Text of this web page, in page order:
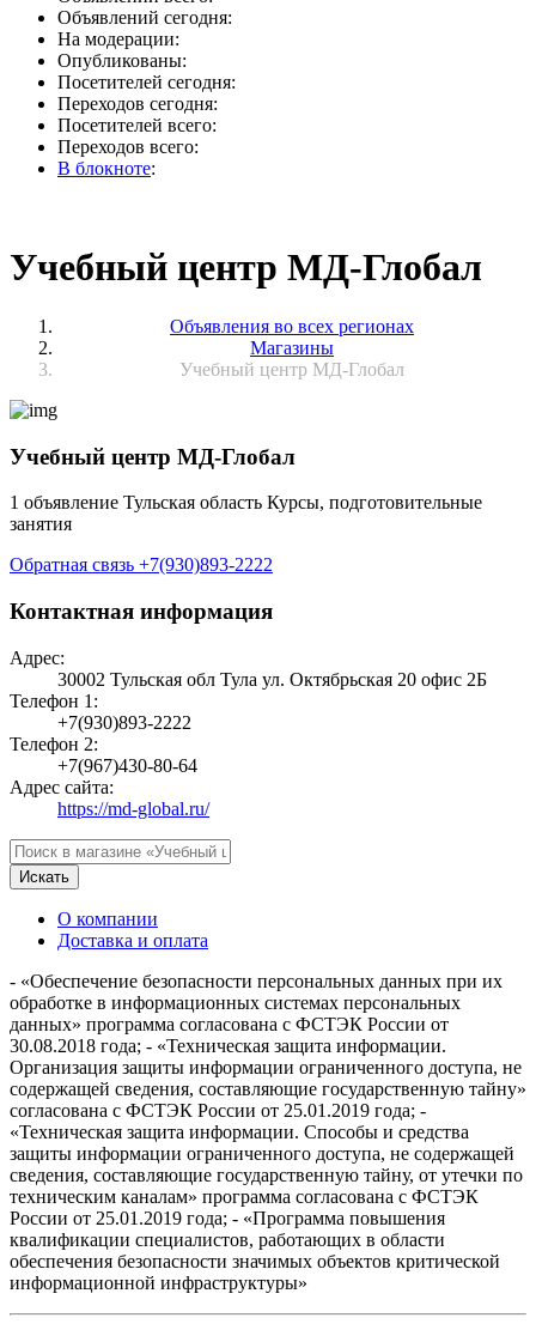
Объявлений сегодня:
На модерации:
Опубликованы:
Посетителей сегодня:
Переходов сегодня:
Посетителей всего:
Переходов всего:
В блокноте:
Учебный центр МД-Глобал
Объявления во всех регионах
Магазины
Учебный центр МД-Глобал
Учебный центр МД-Глобал
1 объявление Тульская область Курсы, подготовительные
занятия
Обратная связь +7(930)893-2222
Контактная информация
Адрес:
30002 Тульская обл Тула ул. Октябрьская 20 офис 2Б
Телефон 1:
+7(930)893-2222
Телефон 2:
+7(967)430-80-64
Адрес сайта:
https://md-global.ru/
Искать
О компании
Доставка и оплата
- «Обеспечение безопасности персональных данных при их
обработке в информационных системах персональных
данных» программа согласована с ФСТЭК России от
30.08.2018 года; - «Техническая защита информации.
Организация защиты информации ограниченного доступа, не
содержащей сведения, составляющие государственную тайну»
согласована с ФСТЭК России от 25.01.2019 года; -
«Техническая защита информации. Способы и средства
защиты информации ограниченного доступа, не содержащей
сведения, составляющие государственную тайну, от утечки по
техническим каналам» программа согласована с ФСТЭК
России от 25.01.2019 года; - «Программа повышения
квалификации специалистов, работающих в области
обеспечения безопасности значимых объектов критической
информационной инфраструктуры»